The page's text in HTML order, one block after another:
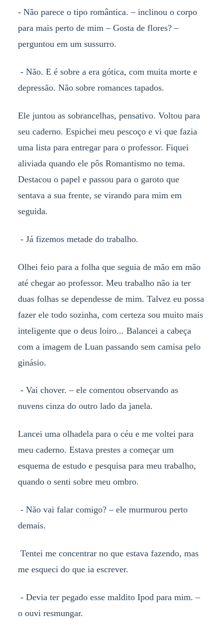
- Não parece o tipo romântica. – inclinou o corpo
para mais perto de mim – Gosta de flores? –
perguntou em um sussurro.
- Não. E é sobre a era gótica, com muita morte e
depressão. Não sobre romances tapados.
Ele juntou as sobrancelhas, pensativo. Voltou para
seu caderno. Espichei meu pescoço e vi que fazia
uma lista para entregar para o professor. Fiquei
aliviada quando ele pôs Romantismo no tema.
Destacou o papel e passou para o garoto que
sentava a sua frente, se virando para mim em
seguida.
- Já fizemos metade do trabalho.
Olhei feio para a folha que seguia de mão em mão
até chegar ao professor. Meu trabalho não ia ter
duas folhas se dependesse de mim. Talvez eu possa
fazer ele todo sozinha, com certeza sou muito mais
inteligente que o deus loiro... Balancei a cabeça
com a imagem de Luan passando sem camisa pelo
ginásio.
- Vai chover. – ele comentou observando as
nuvens cinza do outro lado da janela.
Lancei uma olhadela para o céu e me voltei para
meu caderno. Estava prestes a começar um
esquema de estudo e pesquisa para meu trabalho,
quando o senti sobre meu ombro.
- Não vai falar comigo? – ele murmurou perto
demais.
Tentei me concentrar no que estava fazendo, mas
me esqueci do que ia escrever.
- Devia ter pegado esse maldito Ipod para mim. –
o ouvi resmungar.